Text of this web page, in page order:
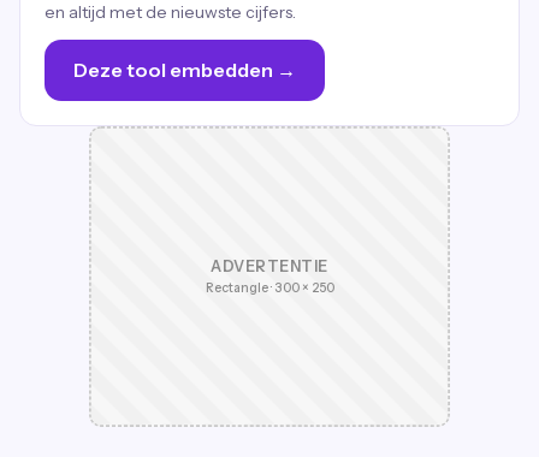
en altijd met de nieuwste cijfers.
Deze tool embedden →
ADVERTENTIE
Rectangle · 300 × 250